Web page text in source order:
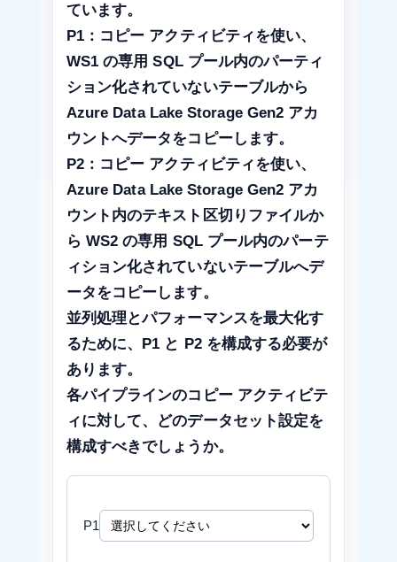
ています。
P1：コピー アクティビティを使い、
WS1 の専用 SQL プール内のパーティ
ション化されていないテーブルから
Azure Data Lake Storage Gen2 アカ
ウントへデータをコピーします。
P2：コピー アクティビティを使い、
Azure Data Lake Storage Gen2 アカ
ウント内のテキスト区切りファイルか
ら WS2 の専用 SQL プール内のパーテ
ィション化されていないテーブルへデ
ータをコピーします。
並列処理とパフォーマンスを最大化す
るために、P1 と P2 を構成する必要が
あります。
各パイプラインのコピー アクティビテ
ィに対して、どのデータセット設定を
構成すべきでしょうか。
P1